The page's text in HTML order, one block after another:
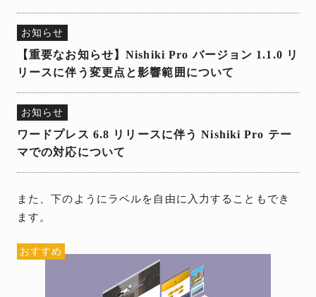
お知らせ
【重要なお知らせ】Nishiki Pro バージョン 1.1.0 リ
リースに伴う変更点と影響範囲について
お知らせ
ワードプレス 6.8 リリースに伴う Nishiki Pro テー
マでの対応について
また、下のようにラベルを自由に入力することもでき
ます。
おすすめ